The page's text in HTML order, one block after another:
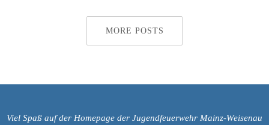
MORE POSTS
Viel Spaß auf der Homepage der Jugendfeuerwehr Mainz-Weisenau